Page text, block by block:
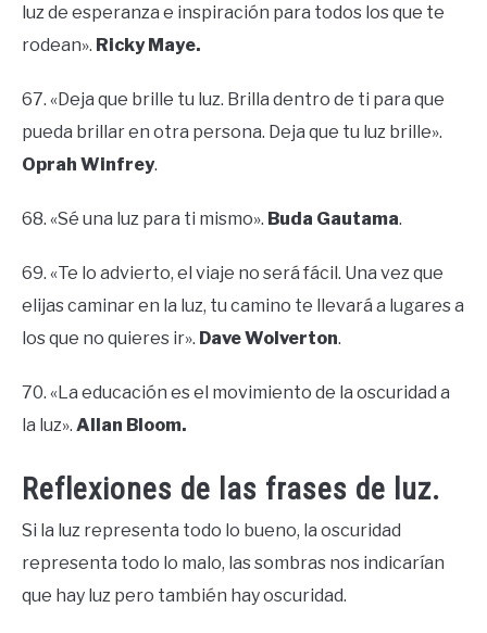
luz de esperanza e inspiración para todos los que te
rodean». Ricky Maye.
67. «Deja que brille tu luz. Brilla dentro de ti para que
pueda brillar en otra persona. Deja que tu luz brille».
Oprah Winfrey.
68. «Sé una luz para ti mismo». Buda Gautama.
69. «Te lo advierto, el viaje no será fácil. Una vez que
elijas caminar en la luz, tu camino te llevará a lugares a
los que no quieres ir». Dave Wolverton.
70. «La educación es el movimiento de la oscuridad a
la luz». Allan Bloom.
Reflexiones de las frases de luz.
Si la luz representa todo lo bueno, la oscuridad
representa todo lo malo, las sombras nos indicarían
que hay luz pero también hay oscuridad.